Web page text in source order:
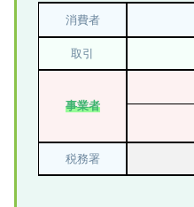
消費者
取引
事業者
税務署